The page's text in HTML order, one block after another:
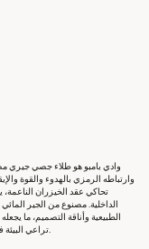
وادي بامبو هو طلاء جصي جيري
وارتباطه الرمزي بالهدوء والقوة
تحاكي عقد الخيزران
الداخلية. مصنوع من الجير
الطبيعية وأناقة التصميم، ما
تراعي البيئة في المملكة العربية السعودية، وقطر، والإمارات العربية المتحدة.